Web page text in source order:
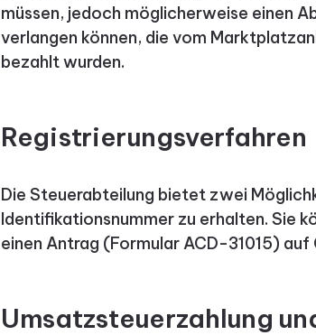
müssen, jedoch möglicherweise einen
verlangen können, die vom
bezahlt wurden.
Registrierungsverfahren
Die Steuerabteilung bietet zwei
Identifikationsnummer zu erhalten. Sie
einen Antrag (Formular ACD-31015)
Umsatzsteuerzahlung